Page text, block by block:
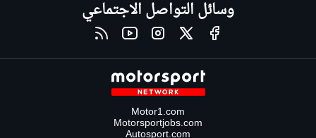
وسائل التواصل الاجتماعي
Motor1.com
Motorsportjobs.com